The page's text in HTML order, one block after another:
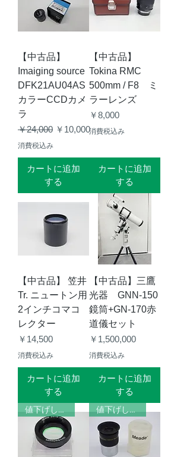
【中古品】
Imaiging source
DFK21AU04AS
カラーCCDカメ
ラ
通常価格
￥24,000 セール価格
￥10,000
消費税込み
カートに追加
する
【中古品】
Tokina RMC
500mm / F8 ミ
ラーレンズ
価格
￥8,000
消費税込み
カートに追加
する
【中古品】 笠井
Tr. ニュートン用
2インチコマコ
レクター
価格
￥14,500
消費税込み
カートに追加
する
【中古品】三鷹
光器 GNN-150
鏡筒+GN-170赤
道儀セット
価格
￥1,500,000
消費税込み
カートに追加
する
値下げしました 値下げしました